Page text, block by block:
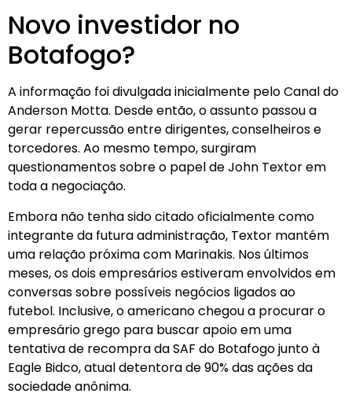
Novo investidor no
Botafogo?
A informação foi divulgada inicialmente pelo Canal do
Anderson Motta. Desde então, o assunto passou a
gerar repercussão entre dirigentes, conselheiros e
torcedores. Ao mesmo tempo, surgiram
questionamentos sobre o papel de John Textor em
toda a negociação.
Embora não tenha sido citado oficialmente como
integrante da futura administração, Textor mantém
uma relação próxima com Marinakis. Nos últimos
meses, os dois empresários estiveram envolvidos em
conversas sobre possíveis negócios ligados ao
futebol. Inclusive, o americano chegou a procurar o
empresário grego para buscar apoio em uma
tentativa de recompra da SAF do Botafogo junto à
Eagle Bidco, atual detentora de 90% das ações da
sociedade anônima.